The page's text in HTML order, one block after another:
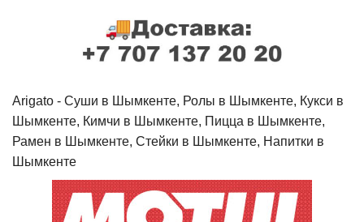
Arigato - Cуши в Шымкенте, Ролы в Шымкенте, Кукси в
Шымкенте, Кимчи в Шымкенте, Пицца в Шымкенте,
Рамен в Шымкенте, Стейки в Шымкенте, Напитки в
Шымкенте